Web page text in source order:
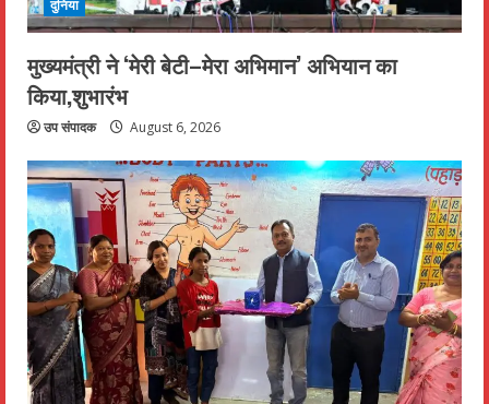
दुनिया
मुख्यमंत्री ने ‘मेरी बेटी–मेरा अभिमान’ अभियान का
किया,शुभारंभ
उप संपादक August 6, 2026